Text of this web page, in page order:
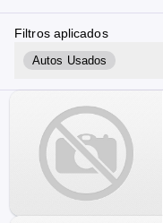
Filtros aplicados
Autos Usados